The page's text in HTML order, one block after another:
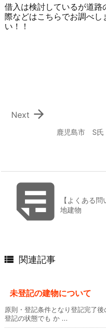
借入は検討しているが道路
際などはこちらでお調べし
い！！
鹿児島市 S氏

Next
 【よくある
地建物
 関連記事
未登記の建物について
原則・登記条件となり登記完了
登記の状態でも か ...